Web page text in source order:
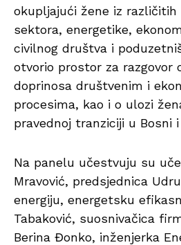
okupljajući žene iz različitih
sektora, energetike,
civilnog društva i
otvorio prostor za razgovor
doprinosa društvenim i
procesima, kao i o ulozi
pravednoj tranziciji u Bosni i
Na panelu učestvuju su
Mravović, predsjednica
energiju, energetsku
Tabaković, suosnivačica
Berina Đonko, inženjerka